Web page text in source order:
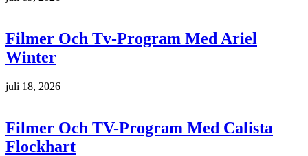
Filmer Och Tv-Program Med Ariel
Winter
juli 18, 2026
Filmer Och TV-Program Med Calista
Flockhart